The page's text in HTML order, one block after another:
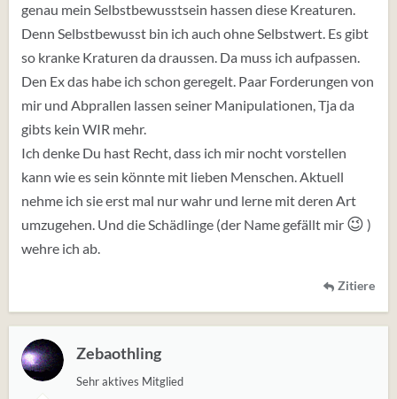
genau mein Selbstbewusstsein hassen diese Kreaturen.
Denn Selbstbewusst bin ich auch ohne Selbstwert. Es gibt
so kranke Kraturen da draussen. Da muss ich aufpassen.
Den Ex das habe ich schon geregelt. Paar Forderungen von
mir und Abprallen lassen seiner Manipulationen, Tja da
gibts kein WIR mehr.
Ich denke Du hast Recht, dass ich mir nocht vorstellen
kann wie es sein könnte mit lieben Menschen. Aktuell
nehme ich sie erst mal nur wahr und lerne mit deren Art
umzugehen. Und die Schädlinge (der Name gefällt mir 😉 )
wehre ich ab.
Zitiere
Zebaothling
Sehr aktives Mitglied